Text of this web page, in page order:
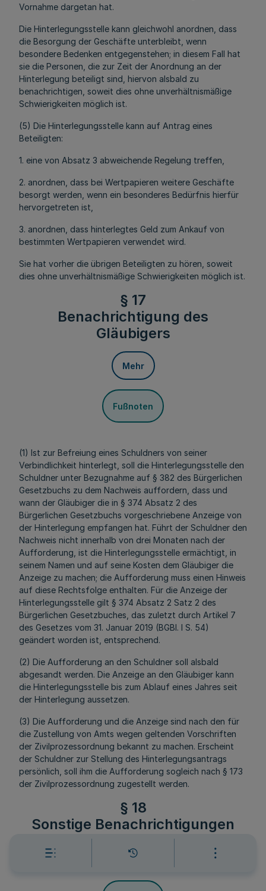
Vornahme dargetan hat.
Die Hinterlegungsstelle kann gleichwohl anordnen, dass
die Besorgung der Geschäfte unterbleibt, wenn
besondere Bedenken entgegenstehen; in diesem Fall hat
sie die Personen, die zur Zeit der Anordnung an der
Hinterlegung beteiligt sind, hiervon alsbald zu
benachrichtigen, soweit dies ohne unverhältnismäßige
Schwierigkeiten möglich ist.
(5) Die Hinterlegungsstelle kann auf Antrag eines
Beteiligten:
1. eine von Absatz 3 abweichende Regelung treffen,
2. anordnen, dass bei Wertpapieren weitere Geschäfte
besorgt werden, wenn ein besonderes Bedürfnis hierfür
hervorgetreten ist,
3. anordnen, dass hinterlegtes Geld zum Ankauf von
bestimmten Wertpapieren verwendet wird.
Sie hat vorher die übrigen Beteiligten zu hören, soweit
dies ohne unverhältnismäßige Schwierigkeiten möglich ist.
§ 17
Benachrichtigung des
Gläubigers
Mehr
Fußnoten
(1) Ist zur Befreiung eines Schuldners von seiner
Verbindlichkeit hinterlegt, soll die Hinterlegungsstelle den
Schuldner unter Bezugnahme auf § 382 des Bürgerlichen
Gesetzbuchs zu dem Nachweis auffordern, dass und
wann der Gläubiger die in § 374 Absatz 2 des
Bürgerlichen Gesetzbuchs vorgeschriebene Anzeige von
der Hinterlegung empfangen hat. Führt der Schuldner den
Nachweis nicht innerhalb von drei Monaten nach der
Aufforderung, ist die Hinterlegungsstelle ermächtigt, in
seinem Namen und auf seine Kosten dem Gläubiger die
Anzeige zu machen; die Aufforderung muss einen Hinweis
auf diese Rechtsfolge enthalten. Für die Anzeige der
Hinterlegungsstelle gilt § 374 Absatz 2 Satz 2 des
Bürgerlichen Gesetzbuches, das zuletzt durch Artikel 7
des Gesetzes vom 31. Januar 2019 (BGBl. I S. 54)
geändert worden ist, entsprechend.
(2) Die Aufforderung an den Schuldner soll alsbald
abgesandt werden. Die Anzeige an den Gläubiger kann
die Hinterlegungsstelle bis zum Ablauf eines Jahres seit
der Hinterlegung aussetzen.
(3) Die Aufforderung und die Anzeige sind nach den für
die Zustellung von Amts wegen geltenden Vorschriften
der Zivilprozessordnung bekannt zu machen. Erscheint
der Schuldner zur Stellung des Hinterlegungsantrags
persönlich, soll ihm die Aufforderung sogleich nach § 173
der Zivilprozessordnung zugestellt werden.
§ 18
Sonstige Benachrichtigungen
Mehr